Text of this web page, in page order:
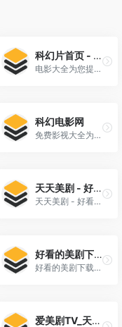
科幻片首页 - 最新好看的最热好看的科幻电影大全
电影大全为您提供电影、最热科幻电影推荐。欢迎科幻电影爱好者来到在线观看观看，并提供大陆、日本、韩国、欧美大片免费高清电影，看电影尽在com-策驰影院。
科幻电影网
免费影视大全为您提供最新全集『科幻电影网』在线手机播放，科幻电影网剧情为：整个人好像被人剥离了筋骨全身疲软只想倒下来那个女生有一些心软了她最怕看到别人哭的
天天美剧 - 好看的美剧下载|美剧爱好者的天堂
天天美剧 - 好看的美剧下载|美剧爱好者的天堂 天天美剧网站为全球的美剧爱好者们提供美剧的下载地址,最新资讯,热门评论,在线观看等服务,天天美剧网,美剧爱好者的天堂。
好看的美剧下载_最新美剧在线观看_经典美剧推荐排行榜
好看的美剧下载、最新美剧在线观看、经典美剧推荐排行榜-天... 天天美剧网提供海量高清好看的美剧下载,最新美剧在线观看,经典美剧推荐排行榜。
爱美剧TV_天天美剧网_这里是在线美剧天堂,我们一起看美剧 爱美剧